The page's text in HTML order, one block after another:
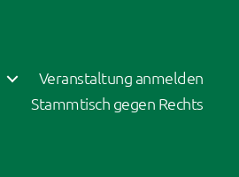
Veranstaltung anmelden
Stammtisch gegen Rechts